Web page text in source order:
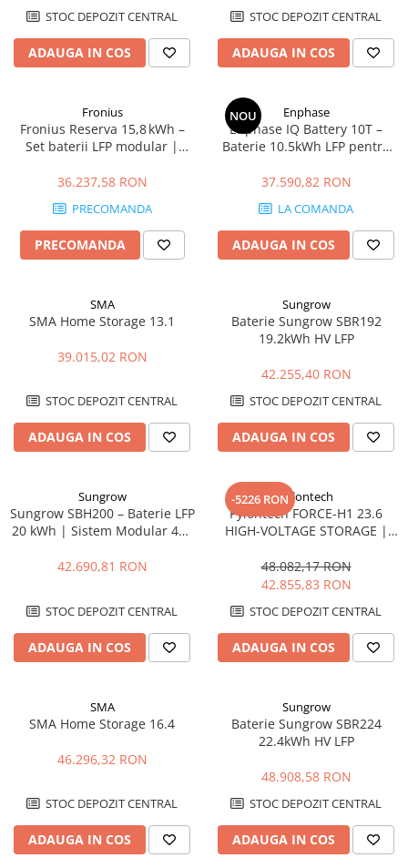
STOC DEPOZIT CENTRAL
ADAUGA IN COS
STOC DEPOZIT CENTRAL
ADAUGA IN COS
Fronius
Fronius Reserva 15,8 kWh –
Set baterii LFP modular |
36.237,58 RON
PRECOMANDA
PRECOMANDA
NOU Enphase
Enphase IQ Battery 10T –
Baterie 10.5kWh LFP pentru
Ready
37.590,82 RON
LA COMANDA
ADAUGA IN COS
SMA
SMA Home Storage 13.1
39.015,02 RON
STOC DEPOZIT CENTRAL
ADAUGA IN COS
Sungrow
Baterie Sungrow SBR192
19.2kWh HV LFP
42.255,40 RON
STOC DEPOZIT CENTRAL
ADAUGA IN COS
Sungrow
Sungrow SBH200 – Baterie LFP
20 kWh | Sistem Modular 48V
42.690,81 RON
STOC DEPOZIT CENTRAL
ADAUGA IN COS
-5226 RONPylontech
Pylontech FORCE-H1 23.6
HIGH-VOLTAGE STORAGE |
Sungrow, Goodwe, Sofar
48.082,17 RON
42.855,83 RON
STOC DEPOZIT CENTRAL
ADAUGA IN COS
SMA
SMA Home Storage 16.4
46.296,32 RON
STOC DEPOZIT CENTRAL
ADAUGA IN COS
Sungrow
Baterie Sungrow SBR224
22.4kWh HV LFP
48.908,58 RON
STOC DEPOZIT CENTRAL
ADAUGA IN COS